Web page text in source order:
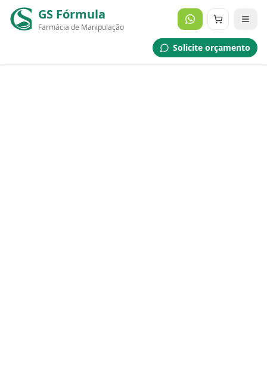
GS Fórmula
Farmácia de Manipulação
Solicite orçamento